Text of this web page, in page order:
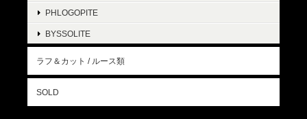
PHLOGOPITE
BYSSOLITE
ラフ＆カット / ルース類
SOLD